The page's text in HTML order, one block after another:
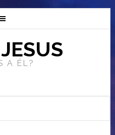
A ÉL?